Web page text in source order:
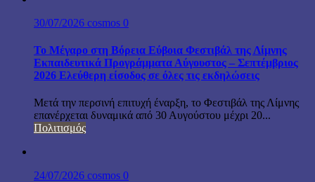
30/07/2026 cosmos 0
Το Μέγαρο στη Βόρεια Εύβοια Φεστιβάλ της Λίμνης
Εκπαιδευτικά Προγράμματα Αύγουστος – Σεπτέμβριος
2026 Ελεύθερη είσοδος σε όλες τις εκδηλώσεις
Μετά την περσινή επιτυχή έναρξη, το Φεστιβάλ της Λίμνης
επανέρχεται δυναμικά από 30 Αυγούστου μέχρι 20...
Πολιτισμός
24/07/2026 cosmos 0